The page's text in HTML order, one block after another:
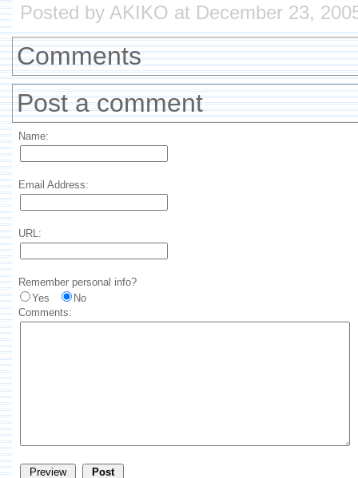
Posted by AKIKO at December 23,
Comments
Post a comment
Name:
Email Address:
URL:
Remember personal info?
Yes
No
Comments: